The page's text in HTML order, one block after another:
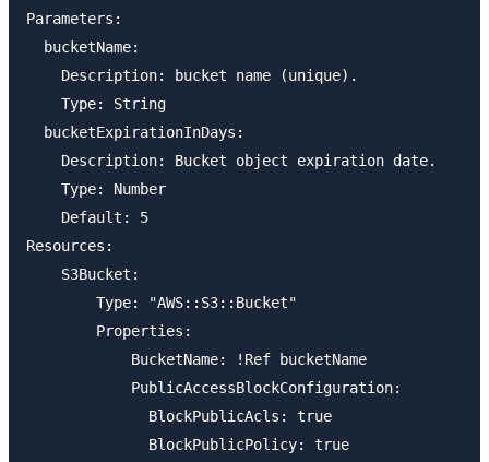
Parameters:
  bucketName:
    Description: bucket name (unique).
    Type: String
  bucketExpirationInDays:
    Description: Bucket object expiration date.
    Type: Number
    Default: 5
Resources:
    S3Bucket:
        Type: "AWS::S3::Bucket"
        Properties:
            BucketName: !Ref bucketName
            PublicAccessBlockConfiguration:
              BlockPublicAcls: true
              BlockPublicPolicy: true